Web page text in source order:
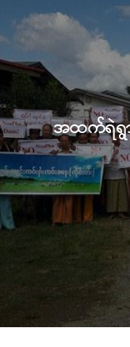
အထက်ရဲရွာ